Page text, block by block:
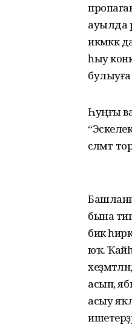
ауылда
икмәккә
һыу
Һуңғы
сәләмәт
бына
бик
юҡ.
асып,
асыу